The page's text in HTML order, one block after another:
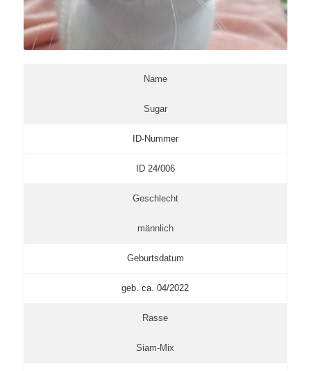
Name
Sugar
ID-Nummer
ID 24/006
Geschlecht
männlich
Geburtsdatum
geb. ca. 04/2022
Rasse
Siam-Mix